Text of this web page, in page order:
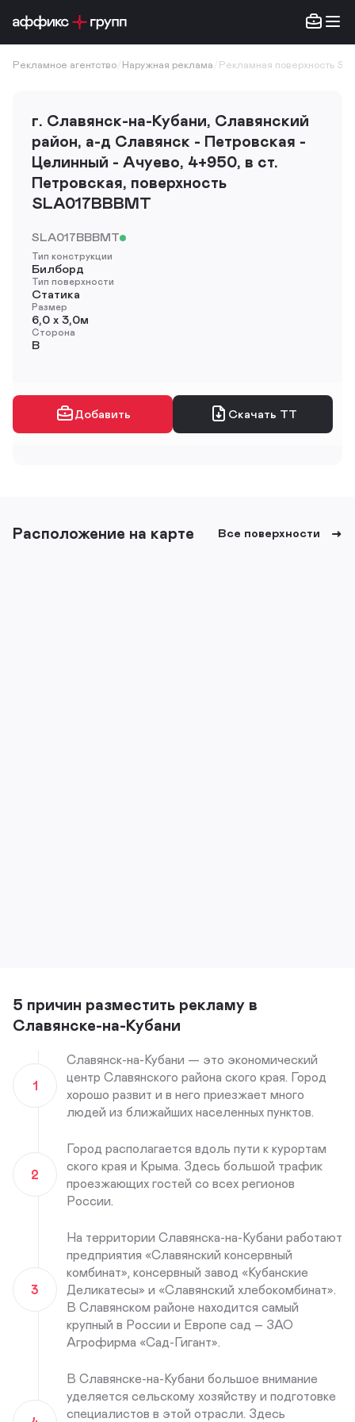
Рекламное агентство Наружная реклама Рекламная поверхность
г. Славянск-на-Кубани, Славянский
район, а-д Славянск - Петровская -
Целинный - Ачуево, 4+950, в ст.
Петровская, поверхность
SLA017BBBMT
SLA017BBBMT
Тип конструкции
Билборд
Тип поверхности
Статика
Размер
6,0 х 3,0м
Сторона
B
Добавить Скачать ТТ
Расположение на карте Все поверхности
5 причин разместить рекламу в
Славянске-на-Кубани
1
Славянск-на-Кубани — это экономический
центр Славянского района ского края. Город
хорошо развит и в него приезжает много
людей из ближайших населенных пунктов.
2
Город располагается вдоль пути к курортам
ского края и Крыма. Здесь большой трафик
проезжающих гостей со всех регионов
России.
3
На территории Славянска-на-Кубани работают
предприятия «Славянский консервный
комбинат», консервный завод «Кубанские
Деликатесы» и «Славянский хлебокомбинат».
В Славянском районе находится самый
крупный в России и Европе сад – ЗАО
Агрофирма «Сад-Гигант».
В Славянске-на-Кубани большое внимание
уделяется сельскому хозяйству и подготовке
специалистов в этой отрасли. Здесь